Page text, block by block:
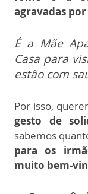
agravadas
É a Mãe
Casa para
estão com
Por isso,
gesto de
sabemos
para os
muito bem-